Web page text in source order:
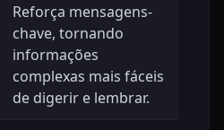
Reforça mensagens-
chave, tornando
informações
complexas mais fáceis
de digerir e lembrar.